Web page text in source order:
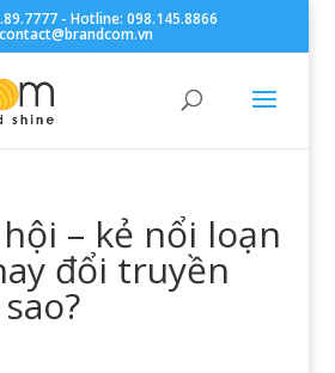
- Hotline: 098.145.8866
contact@brandcom.vn
– kẻ nổi loạn
đổi truyền